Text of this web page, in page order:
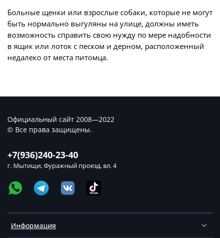
Больные щенки или взрослые собаки, которые не могут
быть нормально выгуляны на улице, должны иметь
возможность справить свою нужду по мере надобности
в ящик или лоток с песком и дерном, расположенный
недалеко от места питомца.
Информация
+7(936)240-23-40
г. Мытищи, Фуражный проезд, вл. 4
Официальный сайт 2008—2022
© Все права защищены.